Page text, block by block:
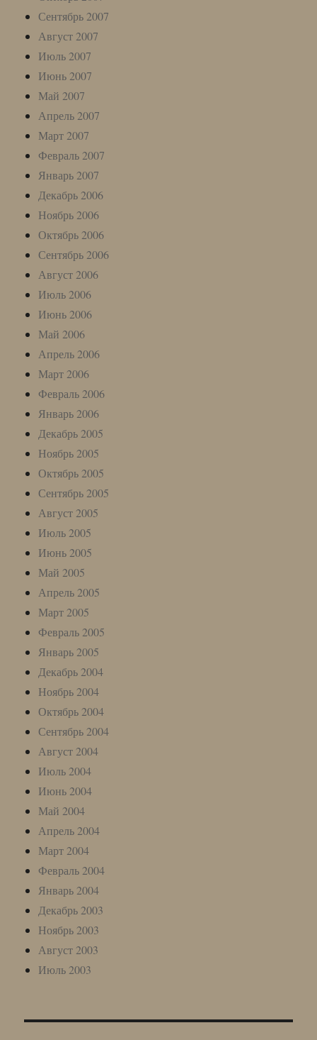
Сентябрь 2007
Август 2007
Июль 2007
Июнь 2007
Май 2007
Апрель 2007
Март 2007
Февраль 2007
Январь 2007
Декабрь 2006
Ноябрь 2006
Октябрь 2006
Сентябрь 2006
Август 2006
Июль 2006
Июнь 2006
Май 2006
Апрель 2006
Март 2006
Февраль 2006
Январь 2006
Декабрь 2005
Ноябрь 2005
Октябрь 2005
Сентябрь 2005
Август 2005
Июль 2005
Июнь 2005
Май 2005
Апрель 2005
Март 2005
Февраль 2005
Январь 2005
Декабрь 2004
Ноябрь 2004
Октябрь 2004
Сентябрь 2004
Август 2004
Июль 2004
Июнь 2004
Май 2004
Апрель 2004
Март 2004
Февраль 2004
Январь 2004
Декабрь 2003
Ноябрь 2003
Август 2003
Июль 2003